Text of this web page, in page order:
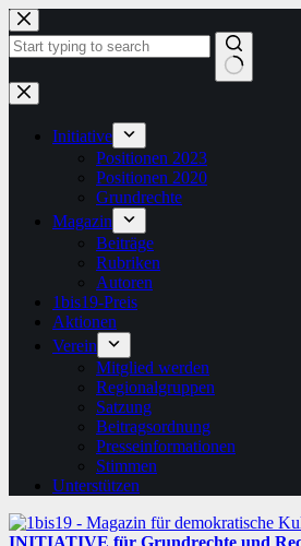
Zum
Inhalt
springen
Keine
Ergebnisse
Initiative
Positionen 2023
Positionen 2020
Grundrechte
Magazin
Beiträge
Rubriken
Autoren
1bis19-Preis
Aktionen
Verein
Mitglied werden
Regionalgruppen
Satzung
Beitragsordnung
Presseinformationen
Stimmen
Unterstützen
INITIATIVE für Grundrechte und